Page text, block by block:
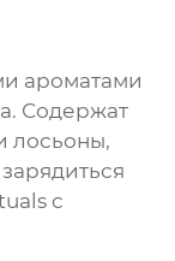
ароматами
Содержат
лосьоны,
с